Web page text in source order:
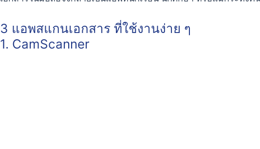
3 แอพสแกนเอกสาร ที่ใช้งานง่าย ๆ
1. CamScanner